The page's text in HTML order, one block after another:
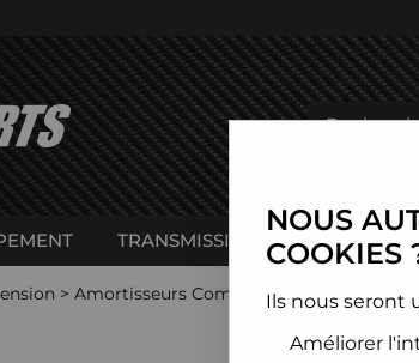
TRANSMISSION CHÂSSIS
> Amortisseurs Combinés filetés >Opel >
NOUS
COOKIES
Ils nous seront
Améliorer